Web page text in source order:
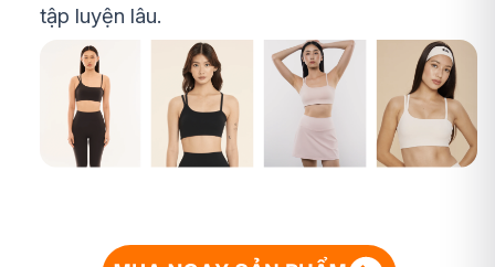
tập luyện lâu.